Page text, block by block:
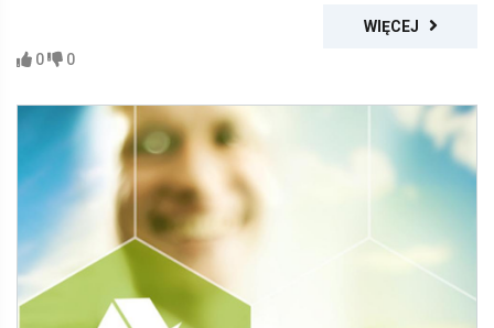
WIĘCEJ
0
0